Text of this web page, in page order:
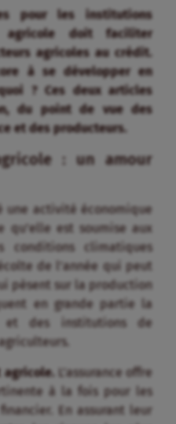
pour les institutions
agricole doit faciliter
agricoles au crédit.
à se développer en
? Ces deux articles
du point de vue des
et des producteurs.
: un amour
une activité économique
qu’elle est soumise aux
climatiques
de l’année qui peut
pèsent sur la production
en grande partie la
et des institutions de
agricole. L’assurance offre
à la fois pour les
En assurant leur